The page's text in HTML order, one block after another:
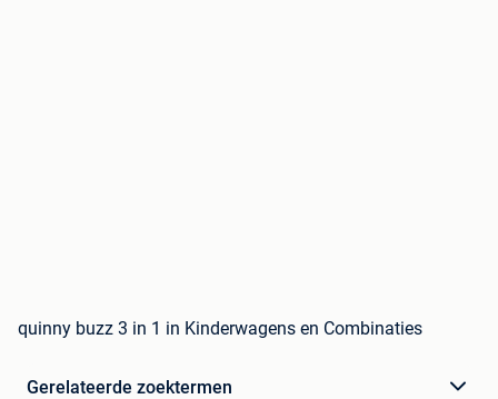
quinny buzz 3 in 1 in Kinderwagens en Combinaties
Gerelateerde zoektermen